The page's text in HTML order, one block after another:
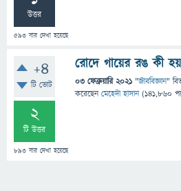
উত্তর
593 বার দেখা হয়েছে
+4
টি ভোট
2
টি উত্তর
893 বার দেখা হয়েছে
রোদে গায়ের রঙ কী
03 ফেব্রুয়ারি 2021 "জীববিজ্ঞান"
করেছেনমেহেদী হাসান (141,860